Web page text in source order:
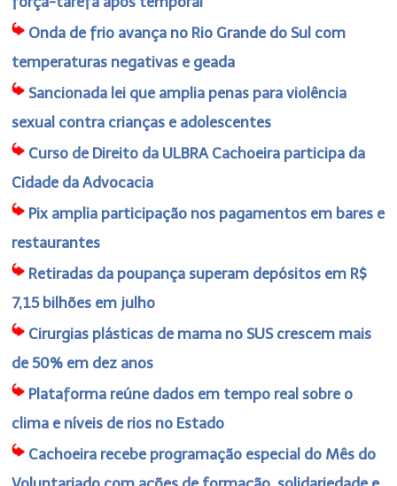
Onda de frio avança no Rio Grande do Sul com
temperaturas negativas e geada
Sancionada lei que amplia penas para violência
sexual contra crianças e adolescentes
Curso de Direito da ULBRA Cachoeira participa da
Cidade da Advocacia
Pix amplia participação nos pagamentos em bares e
restaurantes
Retiradas da poupança superam depósitos em R$
7,15 bilhões em julho
Cirurgias plásticas de mama no SUS crescem mais
de 50% em dez anos
Plataforma reúne dados em tempo real sobre o
clima e níveis de rios no Estado
Cachoeira recebe programação especial do Mês do